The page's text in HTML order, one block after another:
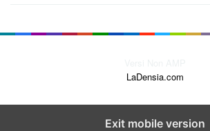
LaDensia.com
Exit mobile version